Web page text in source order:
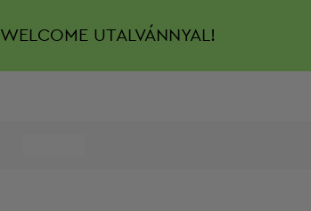
WELCOME UTALVÁNNYAL!